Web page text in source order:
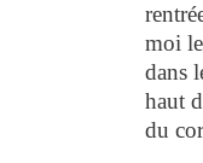
moi
dans
haut
du